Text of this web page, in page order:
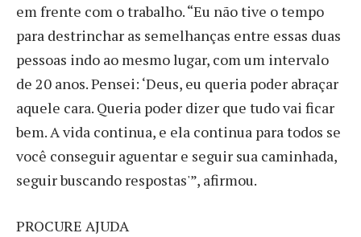
em frente com o trabalho. “Eu não tive o tempo
para destrinchar as semelhanças entre essas duas
pessoas indo ao mesmo lugar, com um intervalo
de 20 anos. Pensei: ‘Deus, eu queria poder abraçar
aquele cara. Queria poder dizer que tudo vai ficar
bem. A vida continua, e ela continua para todos se
você conseguir aguentar e seguir sua caminhada,
seguir buscando respostas'”, afirmou.
PROCURE AJUDA